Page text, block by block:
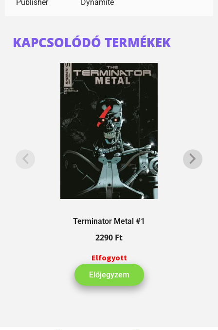
Publisher Dynamite
KAPCSOLÓDÓ TERMÉKEK
Terminator Metal #1
2290 Ft
Elfogyott
Előjegyzem